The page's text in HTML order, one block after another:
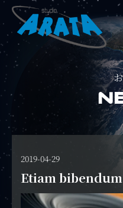
2019-04-29
Etiam